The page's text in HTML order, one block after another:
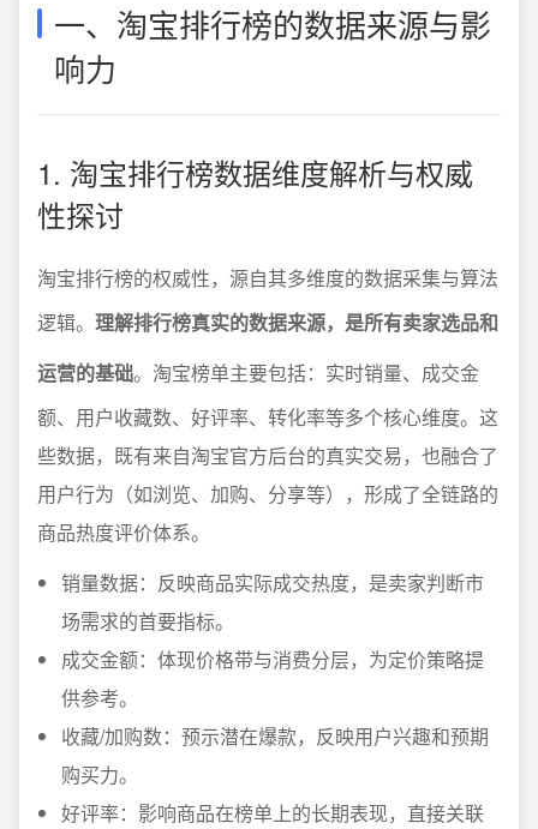
一、淘宝排行榜的数据来源与影
响力
1. 淘宝排行榜数据维度解析与权威
性探讨
淘宝排行榜的权威性，源自其多维度的数据采集与算法
逻辑。 理解排行榜真实的数据来源，是所有卖家选品和
运营的基础。淘宝榜单主要包括：实时销量、成交金
额、用户收藏数、好评率、转化率等多个核心维度。这
些数据，既有来自淘宝官方后台的真实交易，也融合了
用户行为（如浏览、加购、分享等），形成了全链路的
商品热度评价体系。
销量数据：反映商品实际成交热度，是卖家判断市
场需求的首要指标。
成交金额：体现价格带与消费分层，为定价策略提
供参考。
收藏/加购数：预示潜在爆款，反映用户兴趣和预期
购买力。
好评率：影响商品在榜单上的长期表现，直接关联